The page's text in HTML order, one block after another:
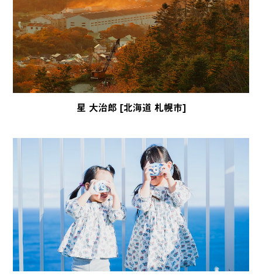
星 大治郎 [北海道 札幌市]